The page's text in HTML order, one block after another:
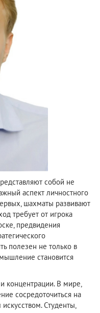
собой не
аспект личностного
шахматы развивают
требует от игрока
предвидения
полезен не только в
становится
концентрации. В мире,
сосредоточиться на
Студенты,